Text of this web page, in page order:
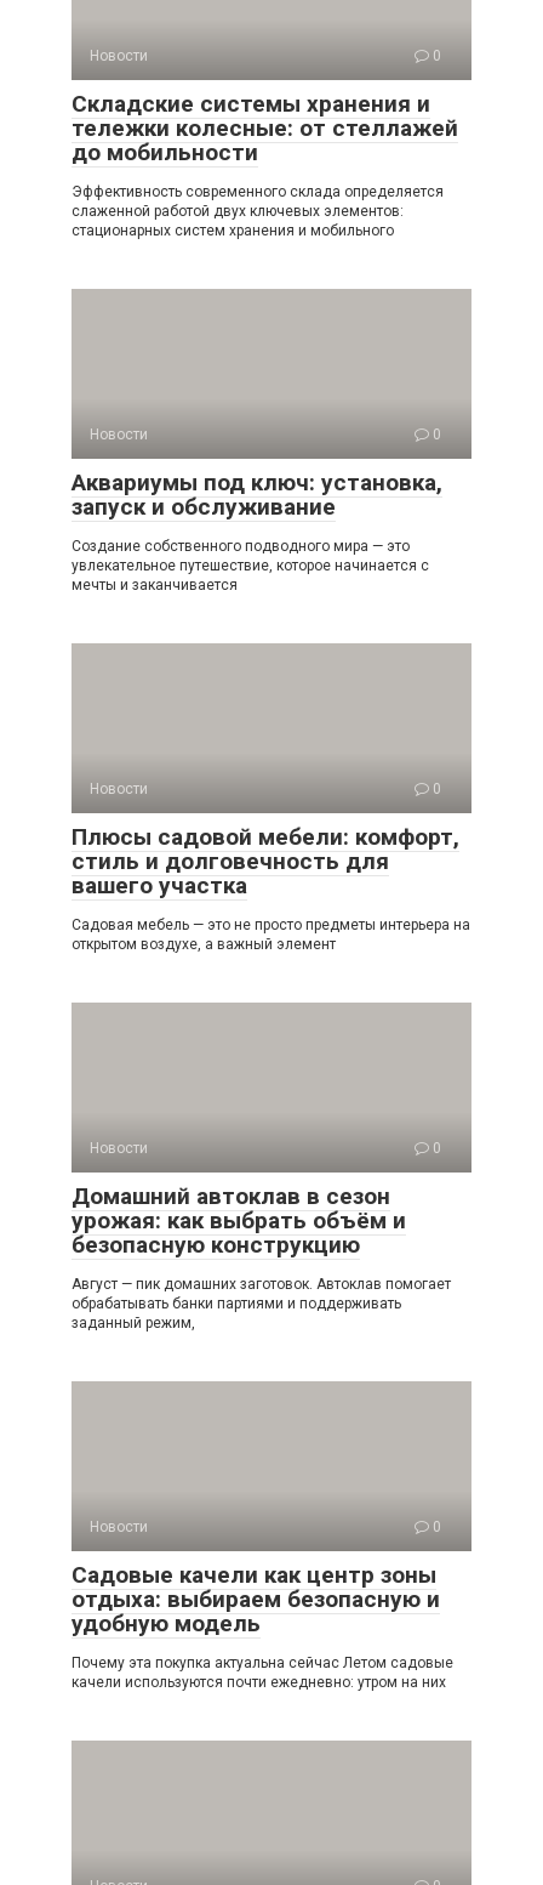
Новости 0
Складские системы хранения и
тележки колесные: от стеллажей
до мобильности
Эффективность современного склада определяется
слаженной работой двух ключевых элементов:
стационарных систем хранения и мобильного
Новости 0
Аквариумы под ключ: установка,
запуск и обслуживание
Создание собственного подводного мира — это
увлекательное путешествие, которое начинается с
мечты и заканчивается
Новости 0
Плюсы садовой мебели: комфорт,
стиль и долговечность для
вашего участка
Садовая мебель — это не просто предметы интерьера на
открытом воздухе, а важный элемент
Новости 0
Домашний автоклав в сезон
урожая: как выбрать объём и
безопасную конструкцию
Август — пик домашних заготовок. Автоклав помогает
обрабатывать банки партиями и поддерживать
заданный режим,
Новости 0
Садовые качели как центр зоны
отдыха: выбираем безопасную и
удобную модель
Почему эта покупка актуальна сейчас Летом садовые
качели используются почти ежедневно: утром на них